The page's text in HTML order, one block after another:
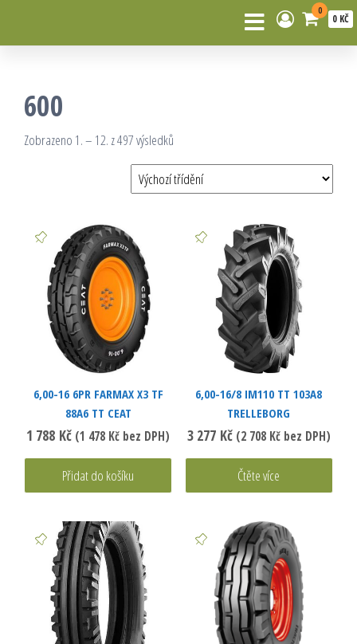
0
0 KČ
600
Zobrazeno 1. – 12. z 497 výsledků
6,00-16 6PR FARMAX X3 TF
88A6 TT CEAT
1 788 Kč (1 478 Kč bez DPH)
Přidat do košíku
6,00-16/8 IM110 TT 103A8
TRELLEBORG
3 277 Kč (2 708 Kčbez DPH)
Čtěte více